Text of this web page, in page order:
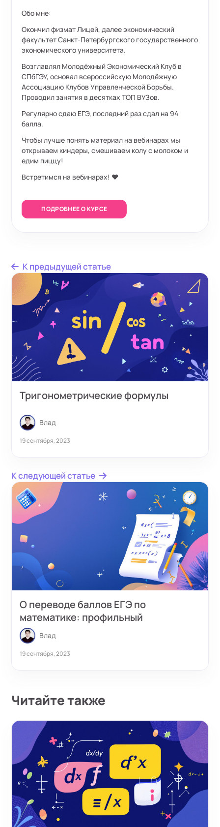
Обо мне:
Окончил физмат Лицей, далее экономический
факультет Санкт-Петербургского государственного
экономического университета.
Возглавлял Молодёжный Экономический Клуб в
СПбГЭУ, основал всероссийскую Молодёжную
Ассоциацию Клубов Управленческой Борьбы.
Проводил занятия в десятках ТОП ВУЗов.
Регулярно сдаю ЕГЭ, последний раз сдал на 94
балла.
Чтобы лучше понять материал на вебинарах мы
открываем киндеры, смешиваем колу с молоком и
едим пиццу!
Встретимся на вебинарах! ❤️
ПОДРОБНЕЕ О КУРСЕ
К предыдущей статье
Тригонометрические формулы
Влад
19 сентября, 2023
К следующей статье
О переводе баллов ЕГЭ по
математике: профильный
Влад
19 сентября, 2023
Читайте также